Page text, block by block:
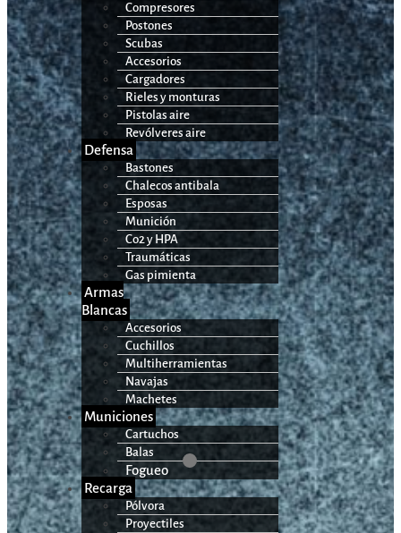
Compresores
Postones
Scubas
Accesorios
Cargadores
Rieles y monturas
Pistolas aire
Revólveres aire
Defensa
Bastones
Chalecos antibala
Esposas
Munición
Co2 y HPA
Traumáticas
Gas pimienta
Armas
Blancas
Accesorios
Cuchillos
Multiherramientas
Navajas
Machetes
Municiones
Cartuchos
Balas
Fogueo
Recarga
Pólvora
Proyectiles